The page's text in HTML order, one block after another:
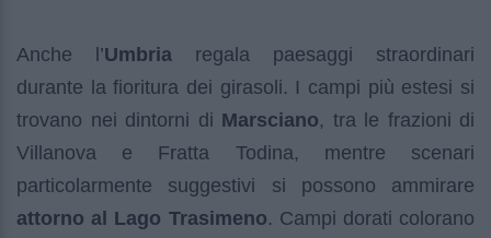
Anche l’Umbria regala paesaggi straordinari
durante la fioritura dei girasoli. I campi più estesi si
trovano nei dintorni di Marsciano, tra le frazioni di
Villanova e Fratta Todina, mentre scenari
particolarmente suggestivi si possono ammirare
attorno al Lago Trasimeno. Campi dorati colorano